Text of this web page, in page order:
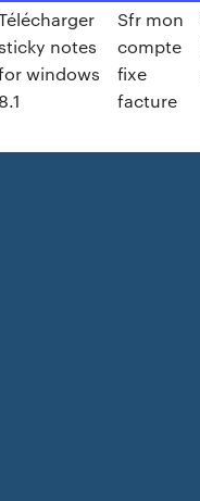
notes
windows
8.1
Sfr mon
compte
fixe
facture